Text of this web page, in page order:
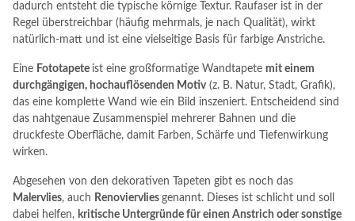
dadurch entsteht die typische körnige Textur. Raufaser ist in der
Regel überstreichbar (häufig mehrmals, je nach Qualität), wirkt
natürlich-matt und ist eine vielseitige Basis für farbige Anstriche.
Eine Fototapete ist eine großformatige Wandtapete mit einem
durchgängigen, hochauflösenden Motiv(z. B. Natur, Stadt, Grafik),
das eine komplette Wand wie ein Bild inszeniert. Entscheidend sind
das nahtgenaue Zusammenspiel mehrerer Bahnen und die
druckfeste Oberfläche, damit Farben, Schärfe und Tiefenwirkung
wirken.
Abgesehen von den dekorativen Tapeten gibt es noch das
Malervlies, auch Renoviervlies genannt. Dieses ist schlicht und soll
dabei helfen, kritische Untergründe für einen Anstrich oder sonstige